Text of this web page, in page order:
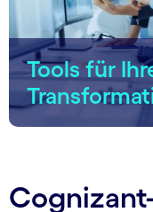
Tools für